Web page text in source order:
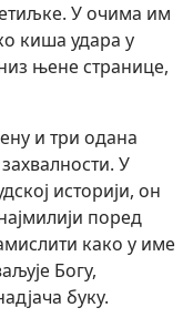
У очима им
киша удара у
њене странице,
и три одана
У
историји, он
поред
како у име
Богу,
буку.